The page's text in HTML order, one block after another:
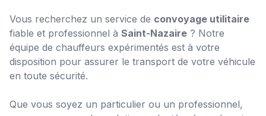
Vous recherchez un service de convoyage utilitaire
fiable et professionnel à Saint-Nazaire ? Notre
équipe de chauffeurs expérimentés est à votre
disposition pour assurer le transport de votre véhicule
en toute sécurité.
Que vous soyez un particulier ou un professionnel,